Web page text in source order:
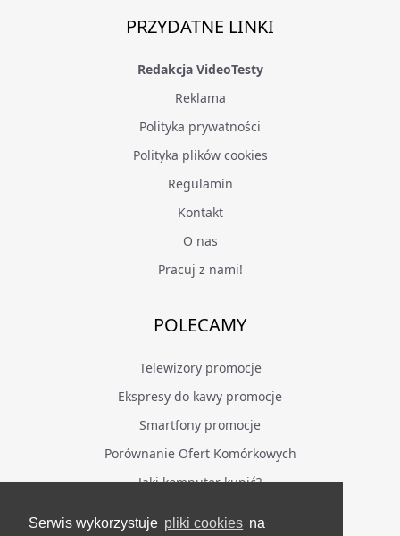
Serwis wykorzystuje pliki cookies na
PRZYDATNE LINKI
Redakcja VideoTesty
Reklama
Polityka prywatności
Polityka plików cookies
Regulamin
Kontakt
O nas
Pracuj z nami!
POLECAMY
Telewizory promocje
Ekspresy do kawy promocje
Smartfony promocje
Porównanie Ofert Komórkowych
Jaki komputer kupić?